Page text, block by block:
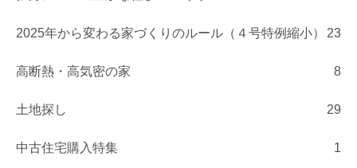
2025年から変わる家づくりのルール（４号特例縮小） 23
高断熱・高気密の家 8
土地探し 29
中古住宅購入特集 1